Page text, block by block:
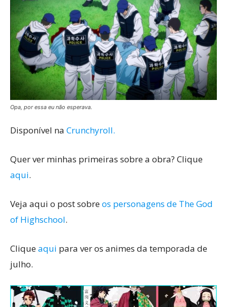
Opa, por essa eu não esperava.
Disponível na Crunchyroll.
Quer ver minhas primeiras sobre a obra? Clique
aqui.
Veja aqui o post sobreos personagens de The God
of Highschool.
Cliqueaqui para ver os animes da temporada de
julho.